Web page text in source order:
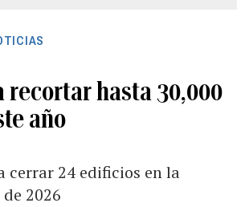
recortar hasta 30,000
año
cerrar 24 edificios en la
2026